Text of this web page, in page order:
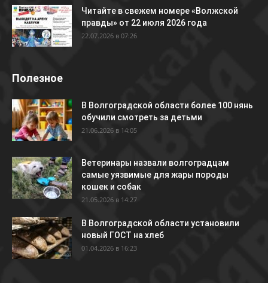
Читайте в свежем номере «Волжской
правды» от 22 июля 2026 года
22.07.2026 в 07:26
Полезное
В Волгоградской области более 100 нянь
обучили смотреть за детьми
21.06.2026 в 14:05
Ветеринары назвали волгоградцам
самые уязвимые для жары породы
кошек и собак
21.05.2026 в 14:27
В Волгоградской области установили
новый ГОСТ на хлеб
01.04.2026 в 16:23